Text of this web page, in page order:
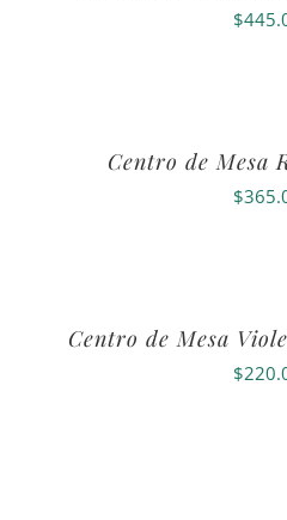
$
Centro de Mesa
$
Centro de Mesa
$